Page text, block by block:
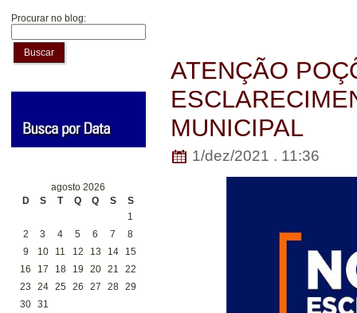
Procurar no blog:
Buscar
agosto 2026
D
S T Q Q S
S
1
2
3 4 5 6 7
8
9
10 11 12 13 14
15
16
17 18 19 20 21
22
23
24 25 26 27 28 29
30 31
ATENÇÃO
MUNICIPAL
1/dez/2021 . 11:36